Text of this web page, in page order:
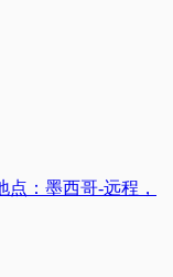
：墨西哥-远程，